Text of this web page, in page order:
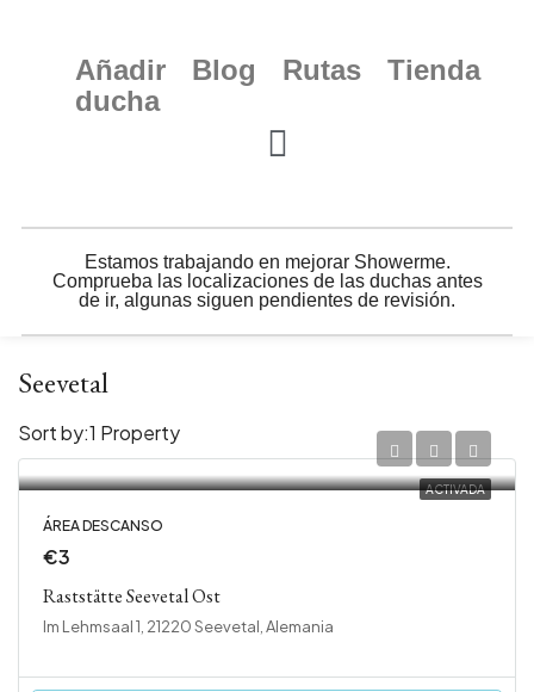
Añadir
ducha
Blog Rutas Tienda
Estamos trabajando en mejorar Showerme.
Comprueba las localizaciones de las duchas antes
de ir, algunas siguen pendientes de revisión.
Seevetal
1 Property
Sort by:
ACTIVADA
ÁREA DESCANSO
€3
Raststätte Seevetal Ost
Im Lehmsaal 1, 21220 Seevetal, Alemania